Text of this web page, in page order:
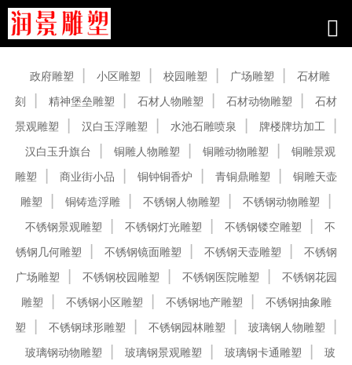
政府雕塑 小区雕塑 校园雕塑 广场雕塑
石材雕
刻
精神堡垒雕塑 石材人物雕塑 石材动物雕塑
石材
景观雕塑
汉白玉浮雕塑 水池石雕喷泉
牌楼牌坊加工
汉白玉升旗台
铜雕人物雕塑 铜雕动物雕塑
铜雕景观
雕塑
商业街小品 铜钟铜香炉 青铜鼎雕塑
铜雕天壶
雕塑
铜铸造浮雕 不锈钢人物雕塑
不锈钢动物雕塑
不锈钢景观雕塑
不锈钢灯光雕塑 不锈钢镂空雕塑
不
锈钢几何雕塑
不锈钢镜面雕塑 不锈钢天壶雕塑
不锈钢
广场雕塑
不锈钢校园雕塑 不锈钢医院雕塑
不锈钢花园
雕塑
不锈钢小区雕塑 不锈钢地产雕塑
不锈钢抽象雕
塑
不锈钢球形雕塑 不锈钢园林雕塑
玻璃钢人物雕塑
玻璃钢动物雕塑
玻璃钢景观雕塑 玻璃钢卡通雕塑
玻